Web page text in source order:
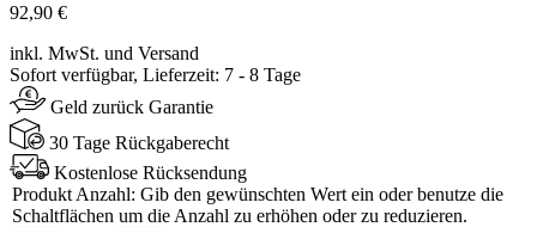
92,90 €
inkl. MwSt. und Versand
Sofort verfügbar, Lieferzeit: 7 - 8 Tage
Geld zurück Garantie
30 Tage Rückgaberecht
Kostenlose Rücksendung
Produkt Anzahl: Gib den gewünschten Wert ein oder benutze die
Schaltflächen um die Anzahl zu erhöhen oder zu reduzieren.